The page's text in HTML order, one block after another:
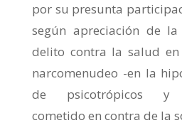
por su presunta
según apreciación de
delito contra la salud
narcomenudeo -en la
de psicotrópicos y
cometido en contra de la